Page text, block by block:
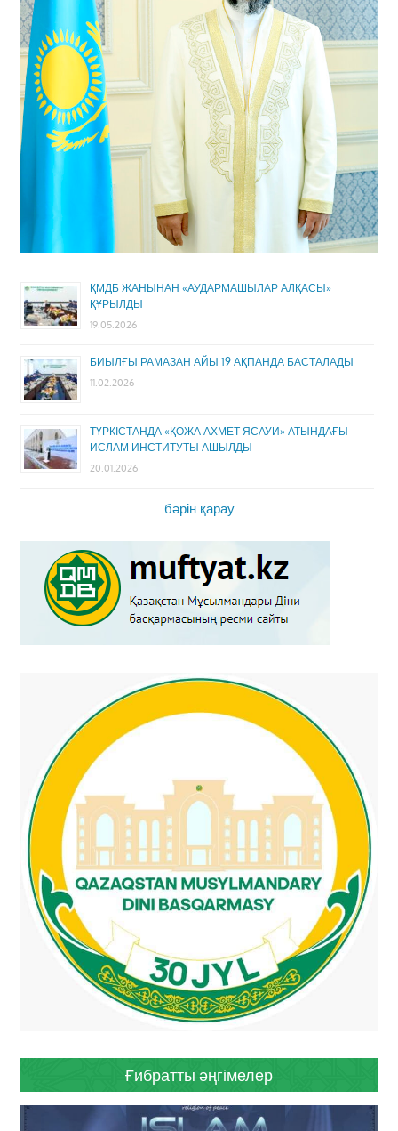
ҚМДБ ЖАНЫНАН «АУДАРМАШЫЛАР АЛҚАСЫ»
ҚҰРЫЛДЫ
19.05.2026
БИЫЛҒЫ РАМАЗАН АЙЫ 19 АҚПАНДА БАСТАЛАДЫ
11.02.2026
ТҮРКІСТАНДА «ҚОЖА АХМЕТ ЯСАУИ» АТЫНДАҒЫ
ИСЛАМ ИНСТИТУТЫ АШЫЛДЫ
20.01.2026
бәрін қарау
Ғибратты әңгімелер